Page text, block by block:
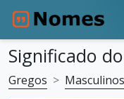
Significado
Gregos Masculinos